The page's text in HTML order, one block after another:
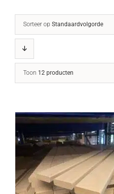
Sorteer op Standaardvolgorde
Toon 12 producten